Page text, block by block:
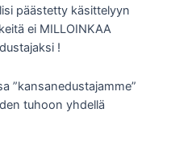
päästetty käsittelyyn
ei MILLOINKAA
!
”kansanedustajamme”
tuhoon yhdellä